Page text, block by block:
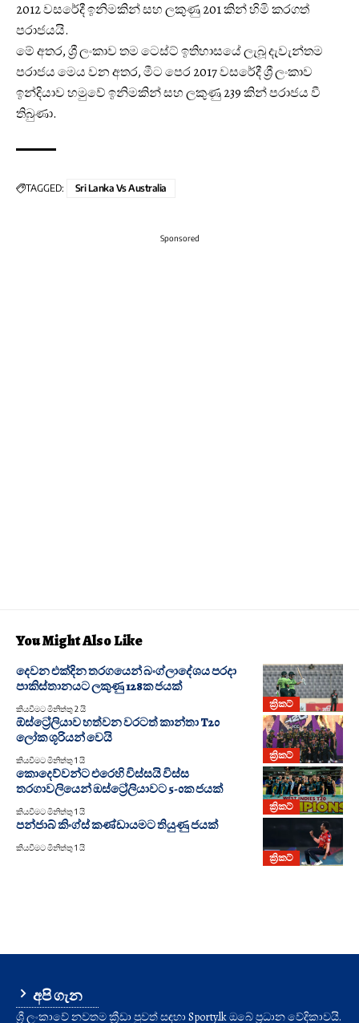
2012 වසරේදී ඉනිමකින් සහ ලකුණු 201 කින් හිමි කරගත්
පරාජයයි.
මේ අතර, ශ්‍රී ලංකාව තම ‍ටෙස්ට් ඉතිහාසයේ ලැබූ දැවැන්තම
පරාජය මෙය වන අතර, මීට පෙර 2017 වසරේදී ශ්‍රී ලංකාව
ඉන්දියාව හමුවේ ඉනිමකින් සහ ලකුණු 239 කින් පරාජය වී
තිබුණා.
TAGGED: Sri Lanka Vs Australia
Sponsored
You Might Also Like
ක්‍රිකට්
දෙවන එක්දින තරගයෙන් බංග්ලාදේශය පරදා
පාකිස්තානයට ලකුණු 128ක ජයක්
කියවීමට මිනිත්තු 2 යි
ක්‍රිකට්
ඕස්ට්‍රේලියාව හත්වන වරටත් කාන්තා T20
ලෝක ශූරියන් වෙයි
කියවීමට මිනිත්තු 1 යි
ක්‍රිකට්
කොදෙව්වන්ට එරෙහි විස්සයි විස්ස
තරගාවලියෙන් ඔස්ට්‍රේලියාවට 5-0ක ජයක්
කියවීමට මිනිත්තු 1 යි
ක්‍රිකට්
පන්ජාබ් කිංග්ස් කණ්ඩායමට තියුණු ජයක්
කියවීමට මිනිත්තු 1 යි
අපි ගැන
ශ්‍රී ලංකාවේ නවතම ක්‍රීඩා පුවත් සඳහා Sporty.lk ඔබේ ප්‍රධාන වේදිකාවයි.